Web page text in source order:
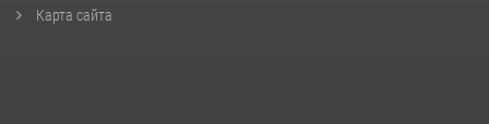
Карта сайта